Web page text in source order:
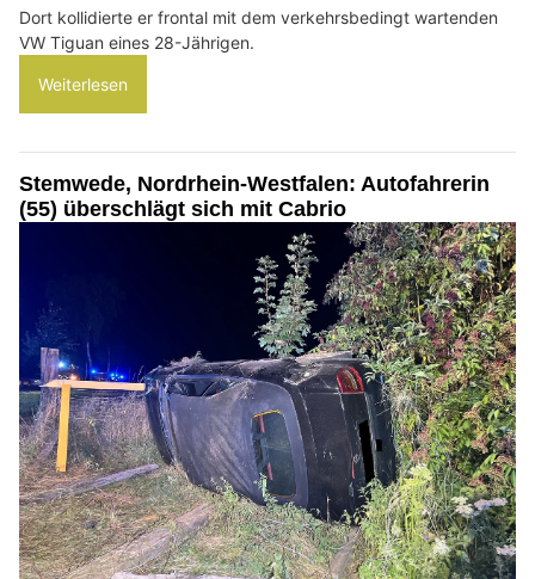
Dort kollidierte er frontal mit dem verkehrsbedingt wartenden
VW Tiguan eines 28-Jährigen.
Weiterlesen
Stemwede, Nordrhein-Westfalen: Autofahrerin
(55) überschlägt sich mit Cabrio